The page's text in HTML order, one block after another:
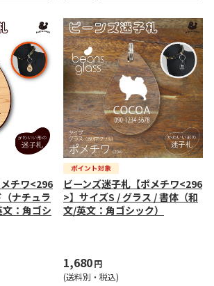
チワ<296
ナチュラ
：角ゴシ
ビーンズ迷子札【ポメチワ<296
>】サイズS / グラス / 書体（和
文/英文：角ゴシック）
1,680円
(送料別・税込)